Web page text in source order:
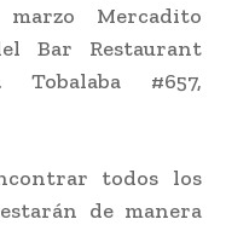
Mercadito
Bar Restaurant
#657,
todos los
de manera